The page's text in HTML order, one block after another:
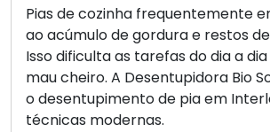
Pias de cozinha frequentemente
ao acúmulo de gordura e restos
Isso dificulta as tarefas do dia a
mau cheiro. A Desentupidora Bio
o desentupimento de pia em
técnicas modernas.